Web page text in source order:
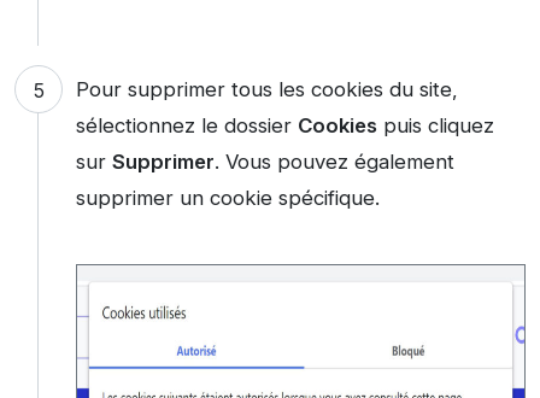
Pour supprimer tous les cookies du site,
sélectionnez le dossier Cookiespuis cliquez
sur Supprimer. Vous pouvez également
supprimer un cookie spécifique.